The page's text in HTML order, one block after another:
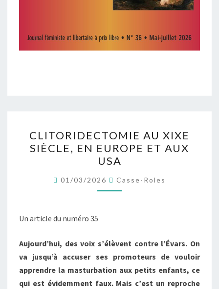
AU
XIXE
SIÈCLE,
EN
EUROPE
CLITORIDECTOMIE AU XIXE
SIÈCLE, EN EUROPE ET AUX
USA
01/03/2026 Casse-Roles
Un article du numéro 35
Aujourd’hui, des voix s’élèvent contre l’Évars. On
va jusqu’à accuser ses promoteurs de vouloir
apprendre la masturbation aux petits enfants, ce
qui est évidemment faux. Mais c’est un reproche